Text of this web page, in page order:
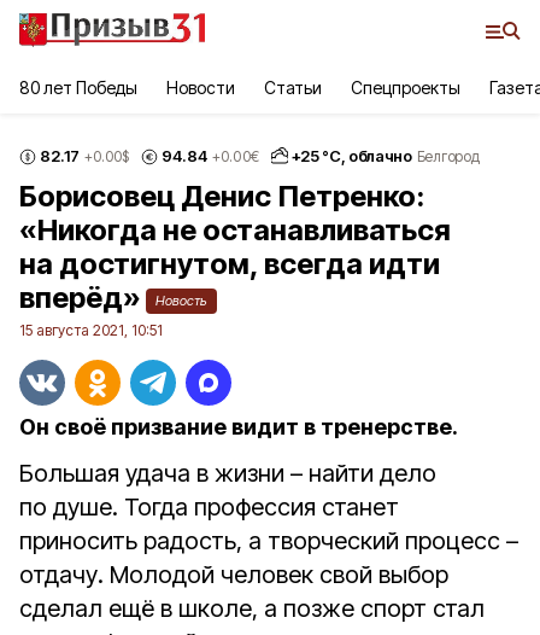
80 лет Победы Новости Статьи Спецпроекты
82.17 +0.00$ 94.84 +0.00€ +25°С, облачно Белгород
Борисовец Денис Петренко:
«Никогда не останавливаться
на достигнутом, всегда идти
вперёд»
Новость
15 августа 2021, 10:51
Он своё призвание видит в тренерстве.
Большая удача в жизни – найти дело
по душе. Тогда профессия станет
приносить радость, а творческий процесс –
отдачу. Молодой человек свой выбор
сделал ещё в школе, а позже спорт стал